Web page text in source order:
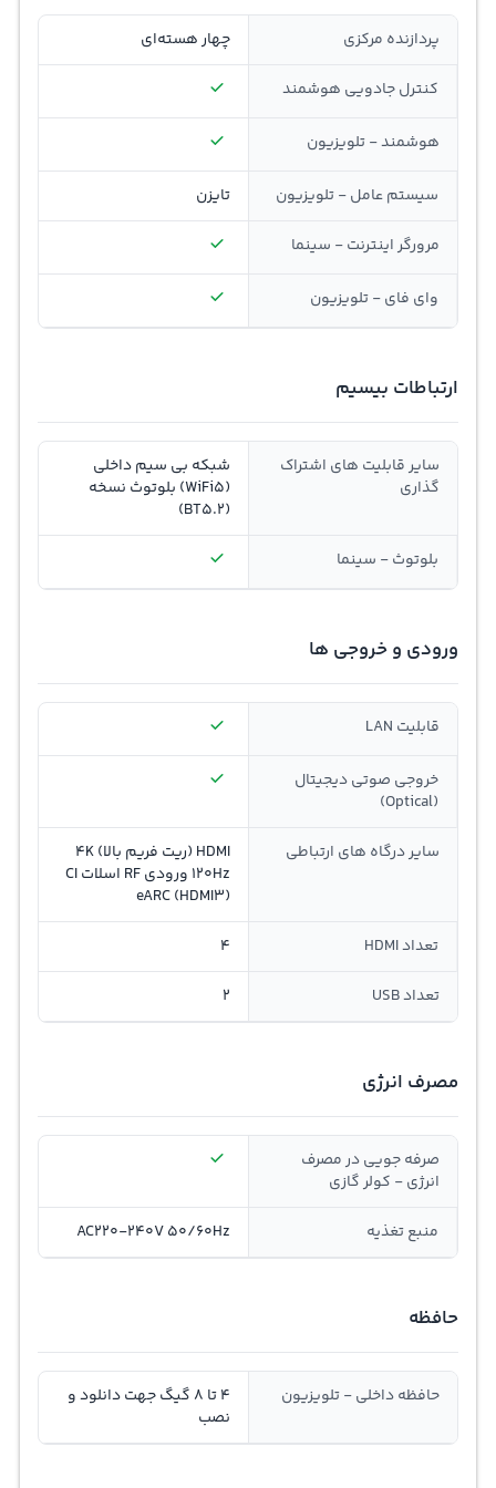
پردازنده مرکزی چهار هسته‌ای
کنترل جادویی هوشمند
هوشمند - تلویزیون
سیستم عامل - تلویزیون تایزن
مرورگر اینترنت - سینما
وای فای - تلویزیون
ارتباطات بیسیم
سایر قابلیت های اشتراک
گذاری
شبکه بی سیم داخلی
(WiFi5) بلوتوث نسخه
(BT5.2)
بلوتوث - سینما
ورودی و خروجی ها
قابلیت LAN
خروجی صوتی دیجیتال
(Optical)
سایر درگاه های ارتباطی
HDMI (ریت فریم بالا) 4K
120Hz ورودی RF اسلات CI
eARC (HDMI3)
تعداد HDMI 4
تعداد USB 2
مصرف انرژی
صرفه جویی در مصرف
انرژی - کولر گازی
منبع تغذیه AC220-240V 50/60Hz
حافظه
حافظه داخلی - تلویزیون
4 تا 8 گیگ جهت دانلود و
نصب